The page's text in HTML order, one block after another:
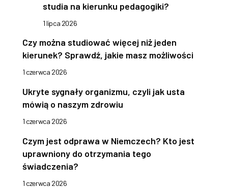
studia na kierunku pedagogiki?
1 lipca 2026
Czy można studiować więcej niż jeden
kierunek? Sprawdź, jakie masz możliwości
1 czerwca 2026
Ukryte sygnały organizmu, czyli jak usta
mówią o naszym zdrowiu
1 czerwca 2026
Czym jest odprawa w Niemczech? Kto jest
uprawniony do otrzymania tego
świadczenia?
1 czerwca 2026